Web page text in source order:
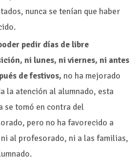
nunca se tenían que haber
pedir días de libre
ni lunes, ni viernes, ni antes
de festivos, no ha mejorado
la atención al alumnado, esta
se tomó en contra del
pero no ha favorecido a
al profesorado, ni a las familias,